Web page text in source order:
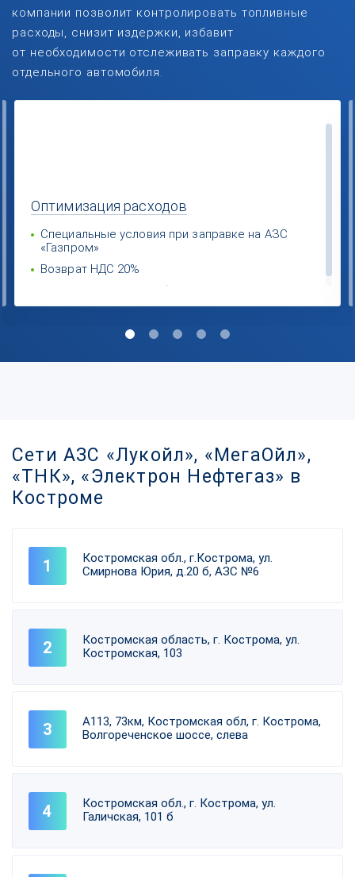
компании позволит контролировать топливные
расходы, снизит издержки, избавит
от необходимости отслеживать заправку каждого
отдельного автомобиля.
Оптимизациярасходов
Специальные условия при заправке на АЗС
«Газпром»
Возврат НДС 20%
Экономия за счет выбора поставщиков
Сети АЗС «Лукойл», «МегаОйл»,
«ТНК», «Электрон Нефтегаз» в
Костроме
Костромская обл., г.Кострома, ул.
Смирнова Юрия, д.20 б, АЗС №6
Костромская область, г. Кострома, ул.
Костромская, 103
А113, 73км, Костромская обл, г. Кострома,
Волгореченское шоссе, слева
Костромская обл., г. Кострома, ул.
Галичская, 101 б